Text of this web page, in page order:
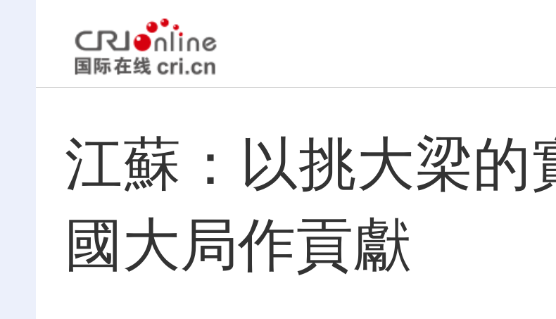
江蘇：以挑大梁的
國大局作貢獻